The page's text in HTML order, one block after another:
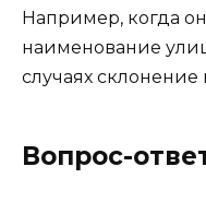
Например, когда
наименование
случаях склонение
Вопрос-